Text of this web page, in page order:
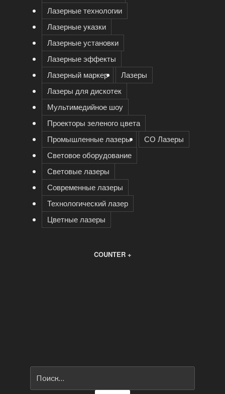
Лазерные технологии
Лазерные указки
Лазерные установки
Лазерные эффекты
Лазерный маркер
Лазеры
Лазеры для дискотек
Мультимедийное шоу
Проекторы зеленого цвета
Промышленные лазеры
СО Лазеры
Световое оборудование
Световые лазеры
Современные лазеры
Технологический лазер
Цветные лазеры
COUNTER +
Искать: